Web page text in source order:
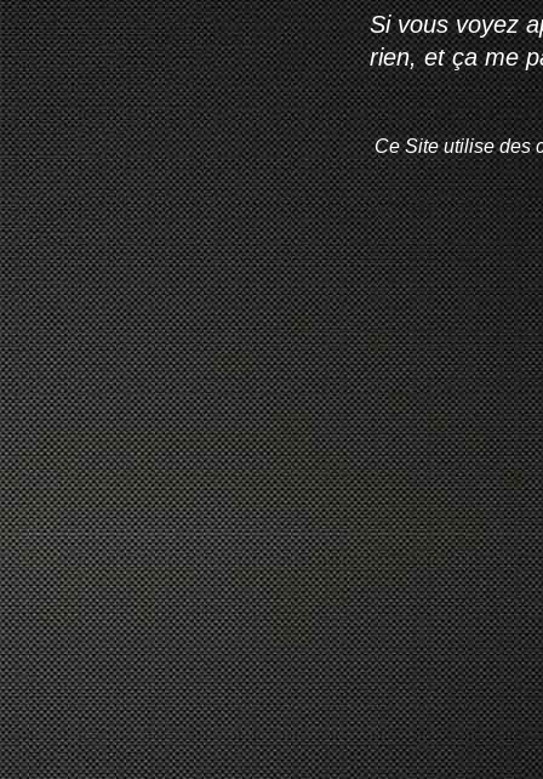
Si vous voyez
rien, et ça me
Ce Site utilise des